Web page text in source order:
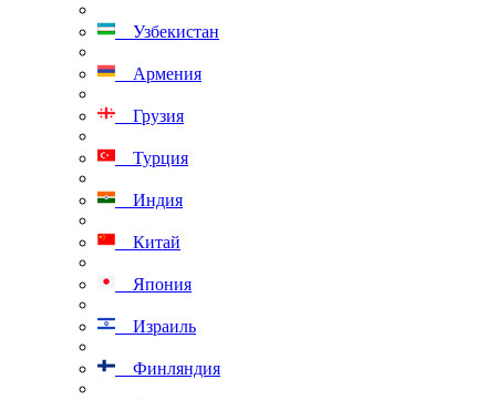
Узбекистан
Армения
Грузия
Турция
Индия
Китай
Япония
Израиль
Финляндия